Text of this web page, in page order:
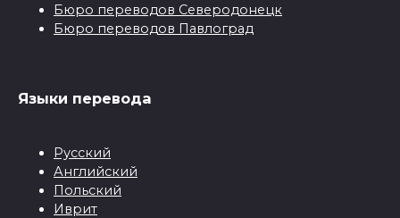
Бюро переводов Северодонецк
Бюро переводов Павлоград
Языки перевода
Русский
Английский
Польский
Иврит